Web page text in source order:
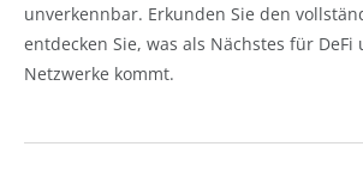
unverkennbar. Erkunden Sie den
entdecken Sie, was als Nächstes für DeFi
Netzwerke kommt.